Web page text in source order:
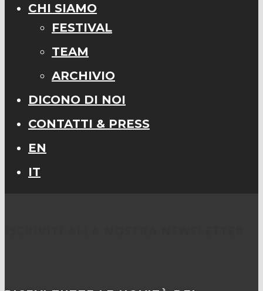
CHI SIAMO
FESTIVAL
TEAM
ARCHIVIO
DICONO DI NOI
CONTATTI & PRESS
EN
IT